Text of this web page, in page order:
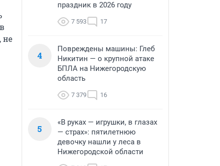
не
праздник в 2026 году
7 593 17
4
Повреждены машины: Глеб
Никитин — о крупной атаке
БПЛА на Нижегородскую
область
7 379 16
5
«В руках — игрушки, в глазах
— страх»: пятилетнюю
девочку нашли у леса в
Нижегородской области